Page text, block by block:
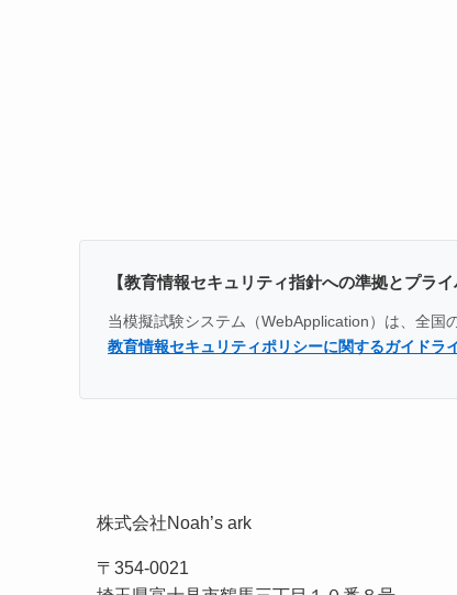
【教育情報セキュリティ指針への準拠とプライ
当模擬試験システム（WebApplication）は、全国
教育情報セキュリティポリシーに関するガイドラ
株式会社Noah’s ark
〒354-0021